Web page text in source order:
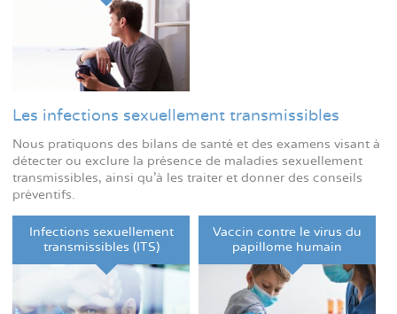
Les infections sexuellement transmissibles
Nous pratiquons des bilans de santé et des examens visant à
détecter ou exclure la présence de maladies sexuellement
transmissibles, ainsi qu'à les traiter et donner des conseils
préventifs.
Infections sexuellement
transmissibles (ITS)
Vaccin contre le virus du
papillome humain